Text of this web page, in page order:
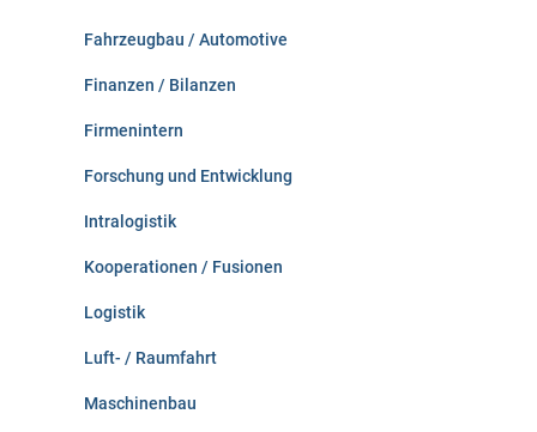
Fahrzeugbau / Automotive
Finanzen / Bilanzen
Firmenintern
Forschung und Entwicklung
Intralogistik
Kooperationen / Fusionen
Logistik
Luft- / Raumfahrt
Maschinenbau